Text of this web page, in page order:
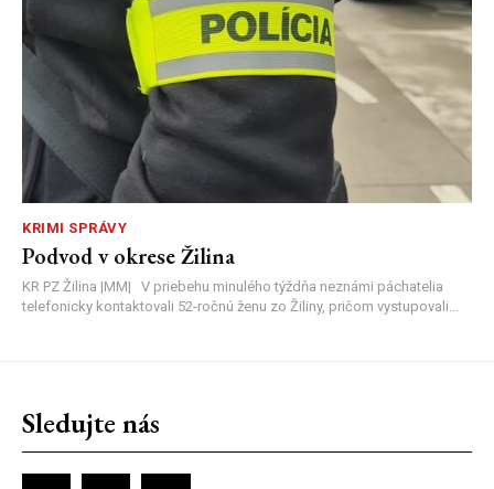
KRIMI SPRÁVY
Podvod v okrese Žilina
KR PZ Žilina |MM| V priebehu minulého týždňa neznámi páchatelia
telefonicky kontaktovali 52-ročnú ženu zo Žiliny, pričom vystupovali...
Sledujte nás